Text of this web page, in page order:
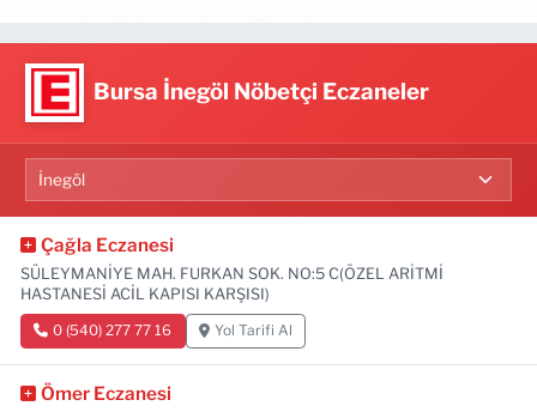
Bursa İnegöl Nöbetçi Eczaneler
Çağla Eczanesi
SÜLEYMANİYE MAH. FURKAN SOK. NO:5 C(ÖZEL ARİTMİ
HASTANESİ ACİL KAPISI KARŞISI)
0 (540) 277 77 16 Yol Tarifi Al
Ömer Eczanesi